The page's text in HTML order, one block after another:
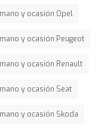
y ocasión Opel
y ocasión Peugeot
y ocasión Renault
y ocasión Seat
y ocasión Skoda